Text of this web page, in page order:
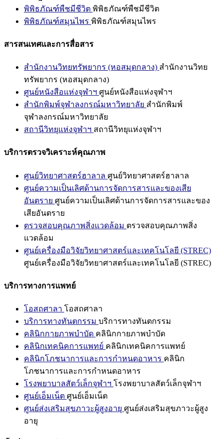
พิพิธภัณฑ์พืชมีชีวิต พิพิธภัณฑ์พืชมีชีวิต
พิพิธภัณฑ์สมุนไพร พิพิธภัณฑ์สมุนไพร
สารสนเทศและการสื่อสาร
สำนักงานวิทยทรัพยากร (หอสมุดกลาง) สำนักงานวิทย
ทรัพยากร (หอสมุดกลาง)
ศูนย์หนังสือแห่งจุฬาฯ ศูนย์หนังสือแห่งจุฬาฯ
สำนักพิมพ์จุฬาลงกรณ์มหาวิทยาลัย สำนักพิมพ์
จุฬาลงกรณ์มหาวิทยาลัย
สถานีวิทยุแห่งจุฬาฯ สถานีวิทยุแห่งจุฬาฯ
บริการตรวจวิเคราะห์คุณภาพ
ศูนย์วิทยาศาสตร์ฮาลาล ศูนย์วิทยาศาสตร์ฮาลาล
ศูนย์ความเป็นเลิศด้านการจัดการสารและของเสีย
อันตราย ศูนย์ความเป็นเลิศด้านการจัดการสารและของ
เสียอันตราย
ตรวจสอบคุณภาพสิ่งแวดล้อม ตรวจสอบคุณภาพสิ่ง
แวดล้อม
ศูนย์เครื่องมือวิจัยวิทยาศาสตร์และเทคโนโลยี (STREC)
ศูนย์เครื่องมือวิจัยวิทยาศาสตร์และเทคโนโลยี (STREC)
บริการทางการแพทย์
โอสถศาลา โอสถศาลา
บริการทางทันตกรรม บริการทางทันตกรรม
คลินิกกายภาพบำบัด คลินิกกายภาพบำบัด
คลินิกเทคนิคการแพทย์ คลินิกเทคนิคการแพทย์
คลินิกโภชนาการและการกำหนดอาหาร คลินิก
โภชนาการและการกำหนดอาหาร
โรงพยาบาลสัตว์เล็กจุฬาฯ โรงพยาบาลสัตว์เล็กจุฬาฯ
ศูนย์เอ็มเน็ต ศูนย์เอ็มเน็ต
ศูนย์ส่งเสริมสุขภาวะผู้สูงอายุ ศูนย์ส่งเสริมสุขภาวะผู้สูง
อายุ